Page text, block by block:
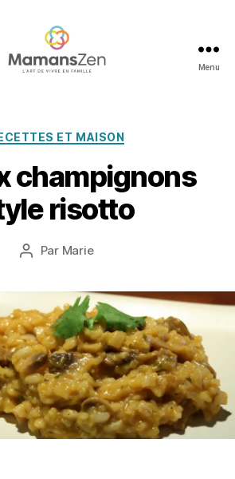
Menu
Catégories
ET MAISON
champignons
risotto
Auteur
Par Marie
Date
f
é
v
ri
r
0
1
4